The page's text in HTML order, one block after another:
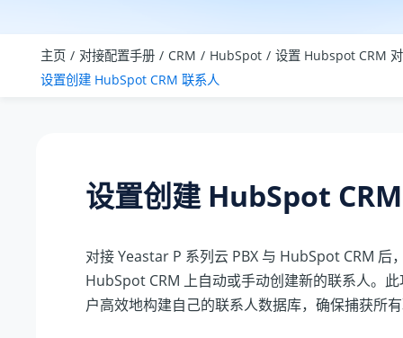
主页 对接配置手册 CRM HubSpot
设置 Hubspot CRM
设置创建 HubSpot CRM 联系人
设置创建 HubSpot
对接Yeastar P 系列云 PBX 与 HubSpot CRM 后
HubSpot CRM 上自动或手动创建新的联系人。
户高效地构建自己的联系人数据库，确保捕获所